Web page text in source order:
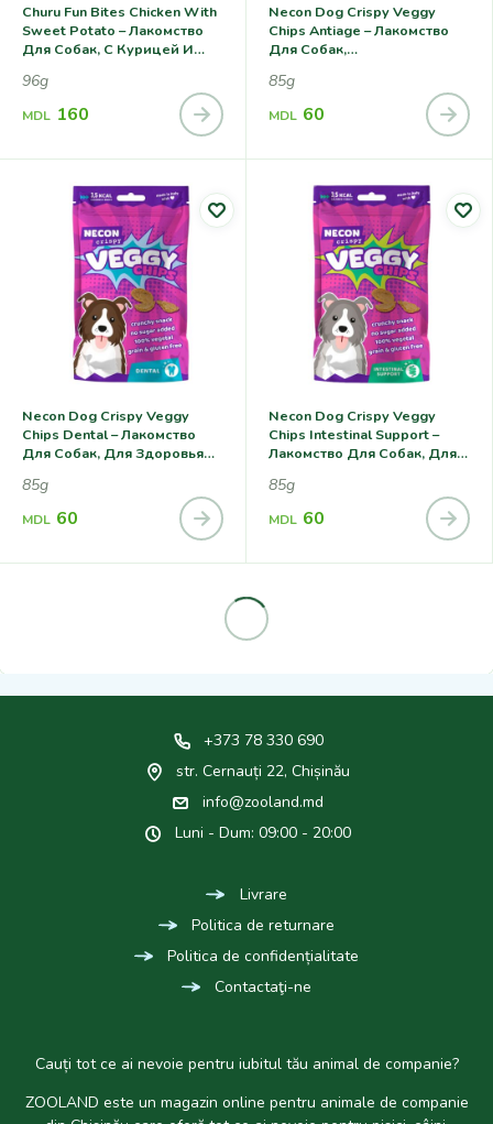
Churu Fun Bites Chicken With
Sweet Potato – Лакомство
Для Собак, С Курицей И
96g
MDL 160
Necon Dog Crispy Veggy
Chips Antiage – Лакомство
Для Собак,
85g
MDL 60
Necon Dog Crispy Veggy
Chips Dental – Лакомство
Для Собак, Для Здоровья
85g
MDL 60
Necon Dog Crispy Veggy
Chips Intestinal Support –
Лакомство Для Собак, Для
Пищеварительной Системы
85g
MDL 60
Nuggets Antiage – Лакомство
Dental – Лакомство Для
85g
MDL 60